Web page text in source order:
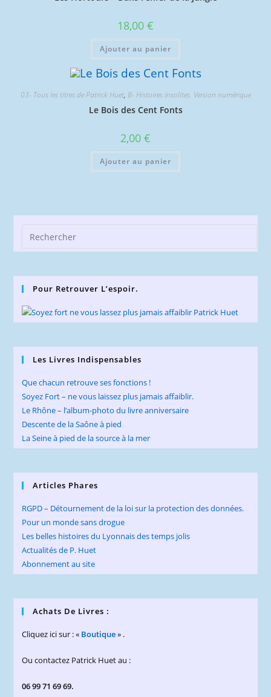
18,00 €
Ajouter au panier
03- Tous les titres de Patrick Huet, B- Histoires insolites. Version numérique
Le Bois des Cent Fonts
2,00 €
Ajouter au panier
Pour Retrouver L’espoir.
Les Livres Indispensables
Que chacun retrouve ses fonctions !
Soyez Fort – ne vous laissez plus jamais affaiblir.
Le Rhône – l’album-photo du livre anniversaire
Descente de la Saône à pied
La Seine à pied de la source à la mer
Articles Phares
RGPD – Détournement de la loi sur la protection des données.
Pour un monde sans drogue
Les belles histoires du Lyonnais des temps jolis
Actualités de P. Huet
Abonnement au site
Achats De Livres :
Cliquez ici sur : « Boutique» .
Ou contactez Patrick Huet au :
06 99 71 69 69.